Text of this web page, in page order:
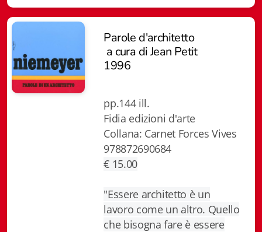
Parole d'architetto
a cura di Jean Petit
1996
pp.144 ill.
Fidia edizioni d'arte
Collana: Carnet Forces Vives
978872690684
€ 15.00
"Essere architetto è un
lavoro come un altro. Quello
che bisogna fare è essere
Libella
Maestri della Pietra
Oltre le frontiere